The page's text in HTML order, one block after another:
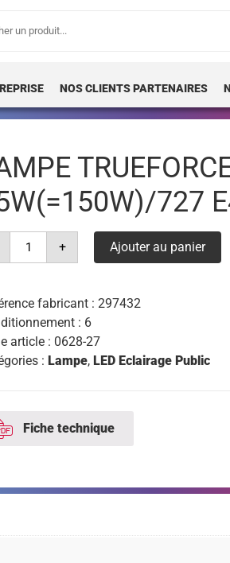
NOS CLIENTS PARTENAIRES
727
quantité
lampe
road
sont
45w(=150w)/727
e40
8800lm
+ Ajouter au panier
fabricant :297432
: 6
article : 0628-27
:Lampe,LED Eclairage Public
Fiche technique